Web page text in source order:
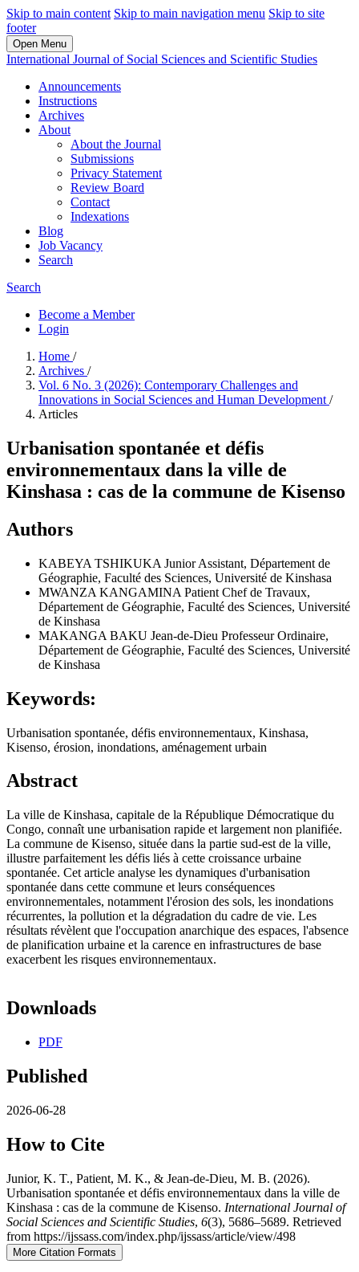
Skip to main content Skip to main navigation menu Skip to site
footer
Open Menu
International Journal of Social Sciences and Scientific Studies
Announcements
Instructions
Archives
About
About the Journal
Submissions
Privacy Statement
Review Board
Contact
Indexations
Blog
Job Vacancy
Search
Search
Become a Member
Login
Home /
Archives /
Vol. 6 No. 3 (2026): Contemporary Challenges and
Innovations in Social Sciences and Human Development /
Articles
Urbanisation spontanée et défis
environnementaux dans la ville de
Kinshasa : cas de la commune de Kisenso
Authors
KABEYA TSHIKUKA JuniorAssistant, Département de
Géographie, Faculté des Sciences, Université de Kinshasa
MWANZA KANGAMINA Patient Chef de Travaux,
Département de Géographie, Faculté des Sciences, Université
de Kinshasa
MAKANGA BAKU Jean-de-Dieu Professeur Ordinaire,
Département de Géographie, Faculté des Sciences, Université
de Kinshasa
Keywords:
Urbanisation spontanée, défis environnementaux, Kinshasa,
Kisenso, érosion, inondations, aménagement urbain
Abstract
La ville de Kinshasa, capitale de la République Démocratique du
Congo, connaît une urbanisation rapide et largement non planifiée.
La commune de Kisenso, située dans la partie sud-est de la ville,
illustre parfaitement les défis liés à cette croissance urbaine
spontanée. Cet article analyse les dynamiques d'urbanisation
spontanée dans cette commune et leurs conséquences
environnementales, notamment l'érosion des sols, les inondations
récurrentes, la pollution et la dégradation du cadre de vie. Les
résultats révèlent que l'occupation anarchique des espaces, l'absence
de planification urbaine et la carence en infrastructures de base
exacerbent les risques environnementaux.
Downloads
PDF
Published
2026-06-28
How to Cite
Junior, K. T., Patient, M. K., & Jean-de-Dieu, M. B. (2026).
Urbanisation spontanée et défis environnementaux dans la ville de
Kinshasa : cas de la commune de Kisenso. International Journal of
Social Sciences and Scientific Studies, 6(3), 5686–5689. Retrieved
from https://ijssass.com/index.php/ijssass/article/view/498
More Citation Formats